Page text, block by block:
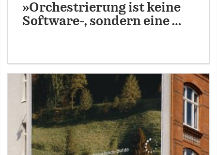
»Orchestrierung ist keine
Software-, sondern eine …